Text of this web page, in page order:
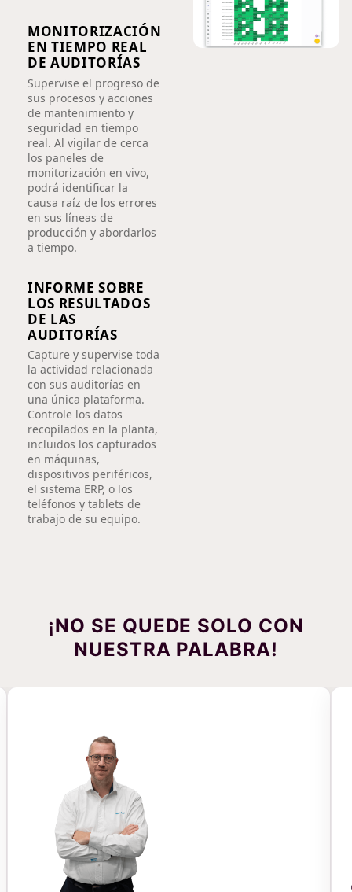
MONITORIZACIÓN
EN TIEMPO REAL
DE AUDITORÍAS
Supervise el progreso de
sus procesos y acciones
de mantenimiento y
seguridad en tiempo
real. Al vigilar de cerca
los paneles de
monitorización en vivo,
podrá identificar la
causa raíz de los errores
en sus líneas de
producción y abordarlos
a tiempo.
INFORME SOBRE
LOS RESULTADOS
DE LAS
AUDITORÍAS
Capture y supervise toda
la actividad relacionada
con sus auditorías en
una única plataforma.
Controle los datos
recopilados en la planta,
incluidos los capturados
en máquinas,
dispositivos periféricos,
el sistema ERP, o los
teléfonos y tablets de
trabajo de su equipo.
¡NO SE QUEDE SOLO CON
NUESTRA PALABRA!